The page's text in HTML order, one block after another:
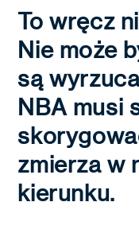
To wręcz
Nie może
są
NBA musi
zmierza w
kierunku.